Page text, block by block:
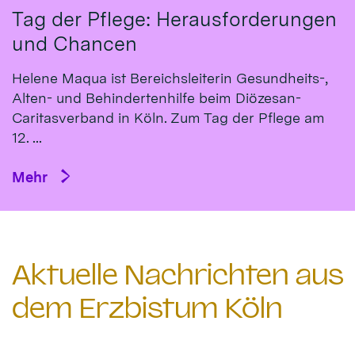
Tag der Pflege: Herausforderungen
und Chancen
Helene Maqua ist Bereichsleiterin Gesundheits-,
Alten- und Behindertenhilfe beim Diözesan-
Caritasverband in Köln. Zum Tag der Pflege am
12. ...
Mehr
Aktuelle Nachrichten aus
dem Erzbistum Köln